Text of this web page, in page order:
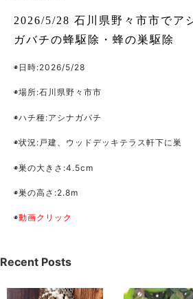
2026/5/28 石川県野々市市でア
ガバチの蜂駆除・蜂の巣駆除
◉日時:2026/5/28
◉場所:石川県野々市市
◉ハチ種:アシナガバチ
◉状況:戸建、ウッドデッキテラス軒下に巣
◉巣の大きさ:4.5cm
◉巣の高さ:2.8m
◉動画クリック
Recent Posts